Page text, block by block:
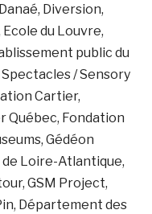
Diversion,
du Louvre,
public du
/ Sensory
Cartier,
Québec, Fondation
Gédéon
de Loire-Atlantique,
GSM Project,
Département des